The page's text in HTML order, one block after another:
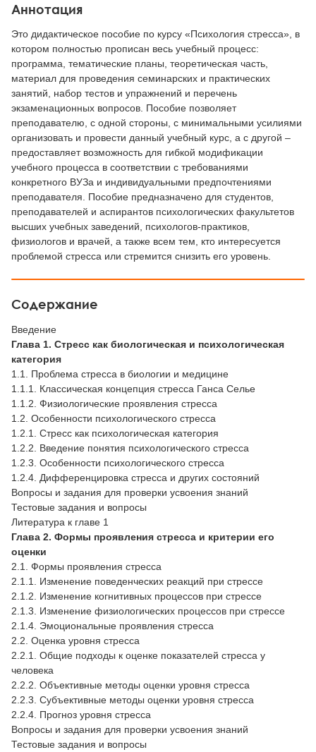
Аннотация
Это дидактическое пособие по курсу «Психология стресса», в
котором полностью прописан весь учебный процесс:
программа, тематические планы, теоретическая часть,
материал для проведения семинарских и практических
занятий, набор тестов и упражнений и перечень
экзаменационных вопросов. Пособие позволяет
преподавателю, с одной стороны, с минимальными усилиями
организовать и провести данный учебный курс, а с другой –
предоставляет возможность для гибкой модификации
учебного процесса в соответствии с требованиями
конкретного ВУЗа и индивидуальными предпочтениями
преподавателя. Пособие предназначено для студентов,
преподавателей и аспирантов психологических факультетов
высших учебных заведений, психологов-практиков,
физиологов и врачей, а также всем тем, кто интересуется
проблемой стресса или стремится снизить его уровень.
Содержание
Введение
Глава 1. Стресс как биологическая и психологическая
категория
1.1. Проблема стресса в биологии и медицине
1.1.1. Классическая концепция стресса Ганса Селье
1.1.2. Физиологические проявления стресса
1.2. Особенности психологического стресса
1.2.1. Стресс как психологическая категория
1.2.2. Введение понятия психологического стресса
1.2.3. Особенности психологического стресса
1.2.4. Дифференцировка стресса и других состояний
Вопросы и задания для проверки усвоения знаний
Тестовые задания и вопросы
Литература к главе 1
Глава 2. Формы проявления стресса и критерии его
оценки
2.1. Формы проявления стресса
2.1.1. Изменение поведенческих реакций при стрессе
2.1.2. Изменение когнитивных процессов при стрессе
2.1.3. Изменение физиологических процессов при стрессе
2.1.4. Эмоциональные проявления стресса
2.2. Оценка уровня стресса
2.2.1. Общие подходы к оценке показателей стресса у
человека
2.2.2. Объективные методы оценки уровня стресса
2.2.3. Субъективные методы оценки уровня стресса
2.2.4. Прогноз уровня стресса
Вопросы и задания для проверки усвоения знаний
Тестовые задания и вопросы